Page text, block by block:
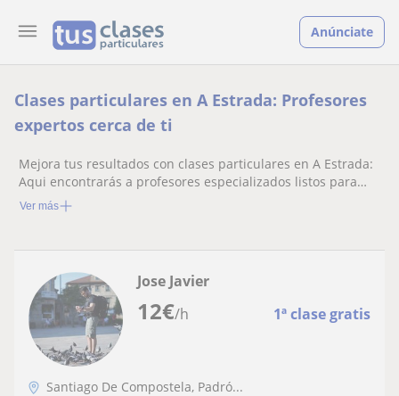
Anúnciate
Clases particulares en A Estrada: Profesores
expertos cerca de ti
Mejora tus resultados con clases particulares en A Estrada:
Aqui encontrarás a profesores especializados listos para
ayudarte.
Ver más
12€/h 1ª clase gratis
Jose Javier
Santiago De Compostela, Padró...